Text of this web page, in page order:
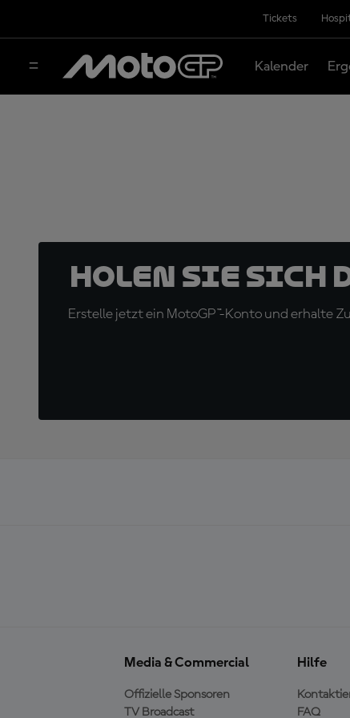
Tickets
Kalender
Holen Sie sich
Erstelle jetzt ein MotoGP™-Konto und erhalte
Media & Commercial
Offizielle Sponsoren
TV Broadcast
Hilfe
FAQ